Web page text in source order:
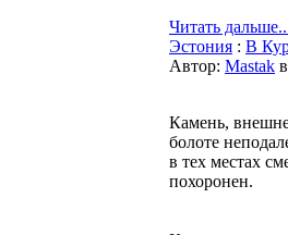
Читать
Эстония : В
Автор: Мastak
Камень,
болоте
в тех местах
похоронен.